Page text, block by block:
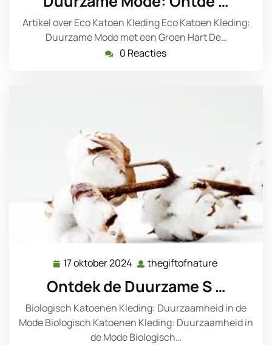
2024
Artikel over Eco Katoen Kleding Eco Katoen Kleding:
Duurzame Mode met een Groen Hart De…
0 Reacties
17 oktober 2024 17
2024
thegiftofnature
Ontdek de Duurzame S …
Biologisch Katoenen Kleding: Duurzaamheid in de
Mode Biologisch Katoenen Kleding: Duurzaamheid in
de Mode Biologisch…